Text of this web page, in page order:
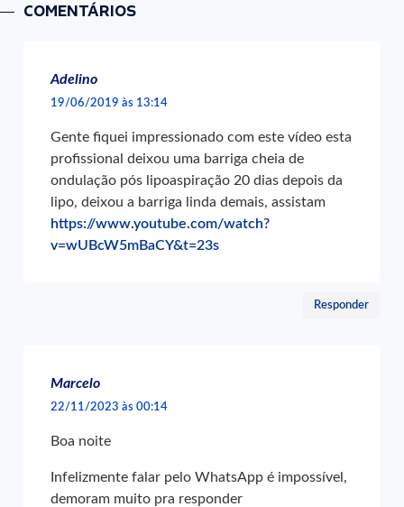
COMENTÁRIOS
Adelino
19/06/2019 às 13:14
Gente fiquei impressionado com este vídeo esta
profissional deixou uma barriga cheia de
ondulação pós lipoaspiração 20 dias depois da
lipo, deixou a barriga linda demais, assistam
https://www.youtube.com/watch?
v=wUBcW5mBaCY&t=23s
Responder
Marcelo
22/11/2023 às 00:14
Boa noite
Infelizmente falar pelo WhatsApp é impossível,
demoram muito pra responder